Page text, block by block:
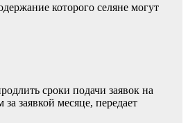
которого селяне могут
сроки подачи заявок на
заявкой месяце, передает